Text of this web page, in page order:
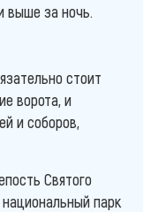
выше за ночь.
стоит
ворота, и
и соборов,
Святого
парк